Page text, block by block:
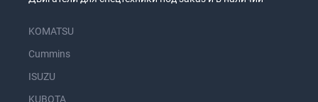
KOMATSU
Cummins
ISUZU
KUBOTA